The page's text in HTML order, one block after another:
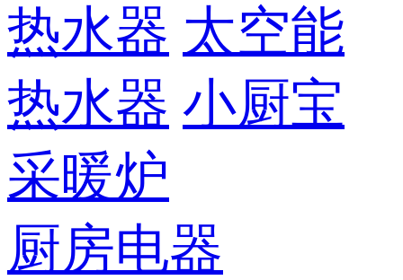
热水器 太空能
热水器 小厨宝
采暖炉
厨房电器